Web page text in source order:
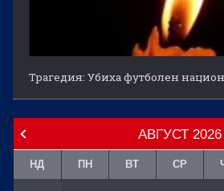
Трагедия: Убиха футболен
АВГУСТ 2026
НД ПН ВТ СР